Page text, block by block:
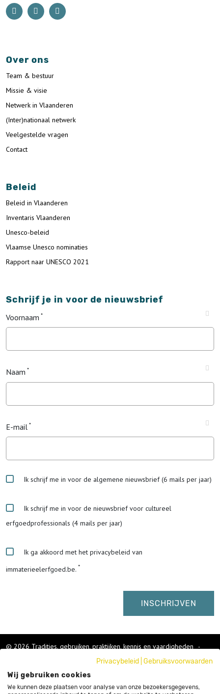
Over ons
Team & bestuur
Missie & visie
Netwerk in Vlaanderen
(Inter)nationaal netwerk
Veelgestelde vragen
Contact
Beleid
Beleid in Vlaanderen
Inventaris Vlaanderen
Unesco-beleid
Vlaamse Unesco nominaties
Rapport naar UNESCO 2021
Schrijf je in voor de nieuwsbrief
Voornaam
Naam
E-mail
Ik schrijf me in voor de algemene nieuwsbrief (6 mails per jaar)
Ik schrijf me in voor de nieuwsbrief voor cultureel
erfgoedprofessionals (4 mails per jaar)
Ik ga akkoord met het privacybeleid van
immaterieelerfgoed.be.
© 2026 Tradities, gebruiken, praktijken, kennis en vaardigheden
-
Gebruikersvoorwaarden
Privacybeleid
Privacybeleid
Gebruiksvoorwaarden
Wij gebruiken cookies
We kunnen deze plaatsen voor analyse van onze bezoekersgegevens,